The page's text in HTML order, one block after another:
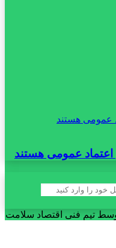
عمومی هستند
اعتماد عمومی هستند
تیم فنی اقتصاد سلامت